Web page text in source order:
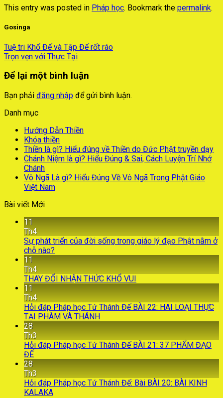
This entry was posted in Pháp học. Bookmark the permalink.
Gosinga
Tuệ tri Khổ Đế và Tập Đế rốt ráo
Trọn vẹn với Thực Tại
Để lại một bình luận
Bạn phải đăng nhập để gửi bình luận.
Danh mục
Hướng Dẫn Thiền
Khóa thiền
Thiền là gì? Hiểu đúng về Thiền do Đức Phật truyền dạy
Chánh Niệm là gì? Hiểu Đúng & Sai, Cách Luyện Trí Nhớ
Chánh
Vô Ngã Là gì? Hiểu Đúng Về Vô Ngã Trong Phật Giáo
Việt Nam
Bài viết Mới
11
Th4
Sự phát triển của đời sống trong giáo lý đạo Phật nằm ở
chỗ nào?
11
Th4
THAY ĐỔI NHẬN THỨC KHỔ VUI
11
Th4
Hỏi đáp Pháp học Tứ Thánh Đế BÀI 22: HAI LOẠI THỰC
TẠI PHÀM VÀ THÁNH
28
Th3
Hỏi đáp Pháp học Tứ Thánh Đế BÀI 21: 37 PHẨM ĐẠO
ĐẾ
28
Th3
Hỏi đáp Pháp học Tứ Thánh Đế: Bài BÀI 20: BÀI KINH
KALAKA